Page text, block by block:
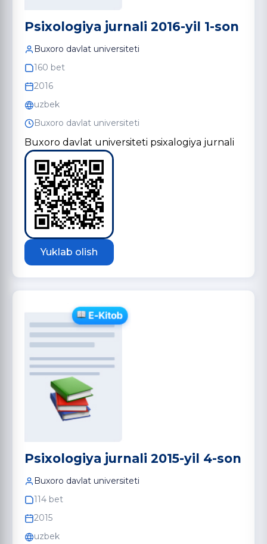
Psixologiya jurnali 2016-yil 1-son
Buxoro davlat universiteti
160 bet
2016
uzbek
Buxoro davlat universiteti
Buxoro davlat universiteti psixalogiya jurnali
Yuklab olish
Psixologiya jurnali 2015-yil 4-son
Buxoro davlat universiteti
114 bet
2015
uzbek